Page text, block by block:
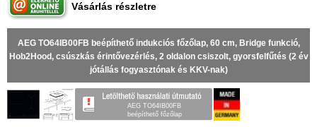
Vásárlás részletre
AEG TO64IB00FB beépíthető indukciós főzőlap, 60 cm, Bridge funkció,
Hob2Hood, csúszkás érintővezérlés, 2 oldalon csiszolt, gyorsfelfűtés (2 év
jótállás fogyasztónak és KKV-nak)
AEG TO64IB00FB
beépíthető főzőlap